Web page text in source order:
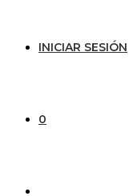
INICIAR SESIÓN
0